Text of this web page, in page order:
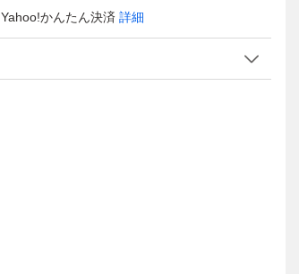
Yahoo!かんたん決済 詳細